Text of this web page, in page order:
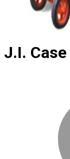
J.I. Case